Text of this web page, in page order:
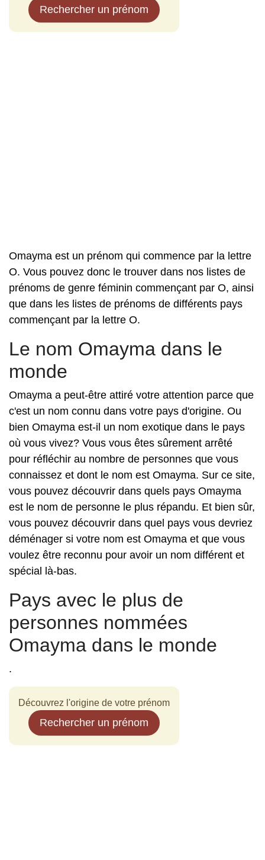
Rechercher un prénom
Omayma est un prénom qui commence par la lettre
O. Vous pouvez donc le trouver dans nos listes de
prénoms de genre féminin commençant par O, ainsi
que dans les listes de prénoms de différents pays
commençant par la lettre O.
Le nom Omayma dans le
monde
Omayma a peut-être attiré votre attention parce que
c'est un nom connu dans votre pays d'origine. Ou
bien Omayma est-il un nom exotique dans le pays
où vous vivez? Vous vous êtes sûrement arrêté
pour réfléchir au nombre de personnes que vous
connaissez et dont le nom est Omayma. Sur ce site,
vous pouvez découvrir dans quels pays Omayma
est le nom de personne le plus répandu. Et bien sûr,
vous pouvez découvrir dans quel pays vous devriez
déménager si votre nom est Omayma et que vous
voulez être reconnu pour avoir un nom différent et
spécial là-bas.
Pays avec le plus de
personnes nommées
Omayma dans le monde
.
Découvrez l'origine de votre prénom
Rechercher un prénom